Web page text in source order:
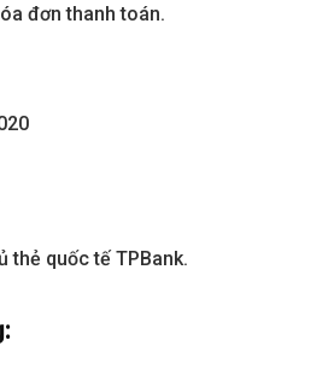
đơn thanh toán.
thẻ quốc tế TPBank.